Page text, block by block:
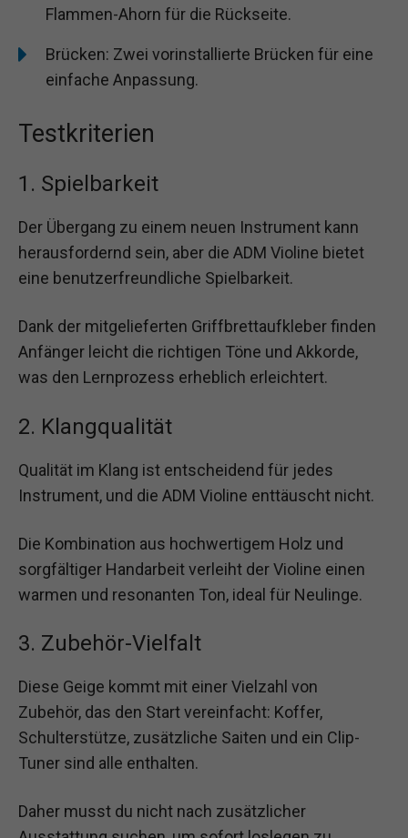
Flammen-Ahorn für die Rückseite.
Brücken: Zwei vorinstallierte Brücken für eine
einfache Anpassung.
Testkriterien
1. Spielbarkeit
Der Übergang zu einem neuen Instrument kann
herausfordernd sein, aber die ADM Violine bietet
eine benutzerfreundliche Spielbarkeit.
Dank der mitgelieferten Griffbrettaufkleber finden
Anfänger leicht die richtigen Töne und Akkorde,
was den Lernprozess erheblich erleichtert.
2. Klangqualität
Qualität im Klang ist entscheidend für jedes
Instrument, und die ADM Violine enttäuscht nicht.
Die Kombination aus hochwertigem Holz und
sorgfältiger Handarbeit verleiht der Violine einen
warmen und resonanten Ton, ideal für Neulinge.
3. Zubehör-Vielfalt
Diese Geige kommt mit einer Vielzahl von
Zubehör, das den Start vereinfacht: Koffer,
Schulterstütze, zusätzliche Saiten und ein Clip-
Tuner sind alle enthalten.
Daher musst du nicht nach zusätzlicher